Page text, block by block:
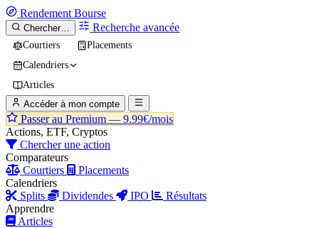
Rendement Bourse
Chercher… Recherche avancée
Courtiers
Placements
Calendriers
Articles
Accéder à mon compte
Passer au Premium — 9.99€/mois
Actions, ETF, Cryptos
Chercher une action
Comparateurs
Courtiers
Placements
Calendriers
Splits
Dividendes IPO
Résultats
Apprendre
Articles